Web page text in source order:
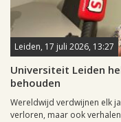
Leiden, 17 juli 2026, 13:27
Universiteit Leiden
behouden
Wereldwijd verdwijnen elk
verloren, maar ook